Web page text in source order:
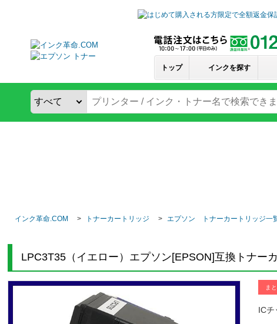
トップ インクを探す
インク革命.COM トナーカートリッジ エプソン トナーカートリッジ一
LPC3T35（イエロー）エプソン[EPSON]互換トナー
ま
ICチ